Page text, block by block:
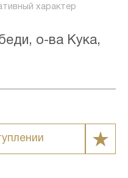
характер
о-ва Кука,